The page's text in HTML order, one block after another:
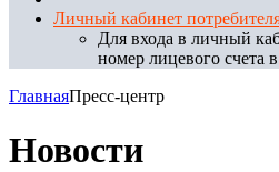
Личный кабинет
Для входа в личный
номер лицевого счета
ГлавнаяПресс-центр
Новости